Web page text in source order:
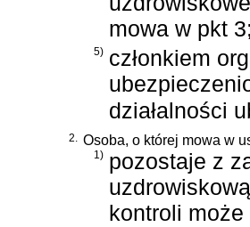
mowa w pkt 3;
5) członkiem
działalności
2. Osoba, o której mowa w
1) pozostaje z
kontroli może